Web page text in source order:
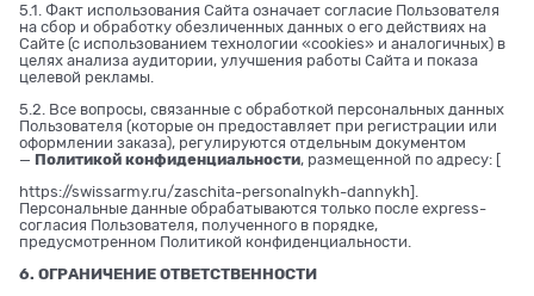
5.1. Факт использования Сайта означает согласие Пользователя
на сбор и обработку обезличенных данных о его действиях на
Сайте (с использованием технологии «cookies» и аналогичных) в
целях анализа аудитории, улучшения работы Сайта и показа
целевой рекламы.
5.2. Все вопросы, связанные с обработкой персональных данных
Пользователя (которые он предоставляет при регистрации или
оформлении заказа), регулируются отдельным документом
— Политикой конфиденциальности, размещенной по адресу: [
https://swissarmy.ru/zaschita-personalnykh-dannykh].
Персональные данные обрабатываются только после express-
согласия Пользователя, полученного в порядке,
предусмотренном Политикой конфиденциальности.
6. ОГРАНИЧЕНИЕ ОТВЕТСТВЕННОСТИ